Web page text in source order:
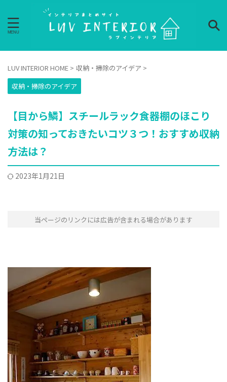
LUV INTERIOR HOME > 収納・掃除のアイデア >
収納・掃除のアイデア
【目から鱗】スチールラック食器棚のほこり
対策の知っておきたいコツ３つ！おすすめ収納
方法は？
2023年1月21日
当ページのリンクには広告が含まれる場合があります